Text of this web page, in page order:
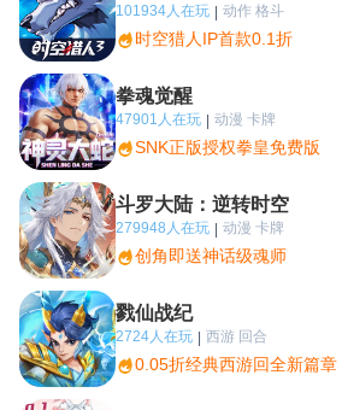
101934人在玩 | 动作 格斗
时空猎人IP首款0.1折
拳魂觉醒
47901人在玩 | 动漫 卡牌
SNK正版授权拳皇免费版
斗罗大陆：逆转时空
279948人在玩 | 动漫 卡牌
创角即送神话级魂师
戮仙战纪
2724人在玩 | 西游 回合
0.05折经典西游回全新篇章